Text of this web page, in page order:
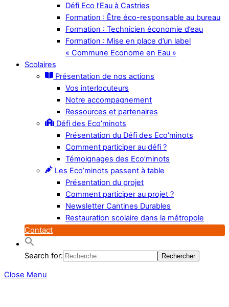
Défi Eco l’Eau à Castries
Formation : Être éco-responsable au bureau
Formation : Technicien économie d’eau
Formation : Mise en place d’un label
« Commune Econome en Eau »
Scolaires
Présentation de nos actions
Vos interlocuteurs
Notre accompagnement
Ressources et partenaires
Défi des Eco’minots
Présentation du Défi des Eco’minots
Comment participer au défi ?
Témoignages des Eco’minots
Les Eco’minots passent à table
Présentation du projet
Comment participer au projet ?
Newsletter Cantines Durables
Restauration scolaire dans la métropole
Contact
Search for:
Close Menu